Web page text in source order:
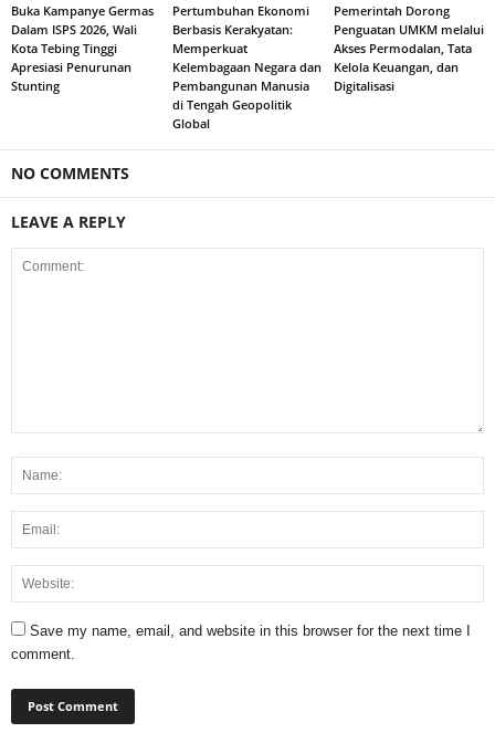
Buka Kampanye Germas
Dalam ISPS 2026, Wali
Kota Tebing Tinggi
Apresiasi Penurunan
Stunting
Pertumbuhan Ekonomi
Berbasis Kerakyatan:
Memperkuat
Kelembagaan Negara dan
Pembangunan Manusia
di Tengah Geopolitik
Global
Pemerintah Dorong
Penguatan UMKM melalui
Akses Permodalan, Tata
Kelola Keuangan, dan
Digitalisasi
NO COMMENTS
LEAVE A REPLY
Save my name, email, and website in this browser for the next time I
comment.